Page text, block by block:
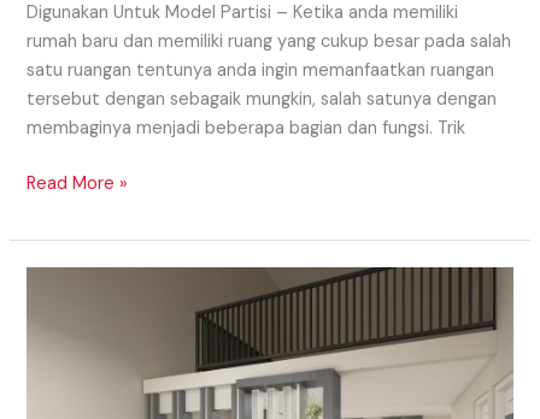
Digunakan Untuk Model Partisi – Ketika anda memiliki
rumah baru dan memiliki ruang yang cukup besar pada salah
satu ruangan tentunya anda ingin memanfaatkan ruangan
tersebut dengan sebagaik mungkin, salah satunya dengan
membaginya menjadi beberapa bagian dan fungsi. Trik
Read More »